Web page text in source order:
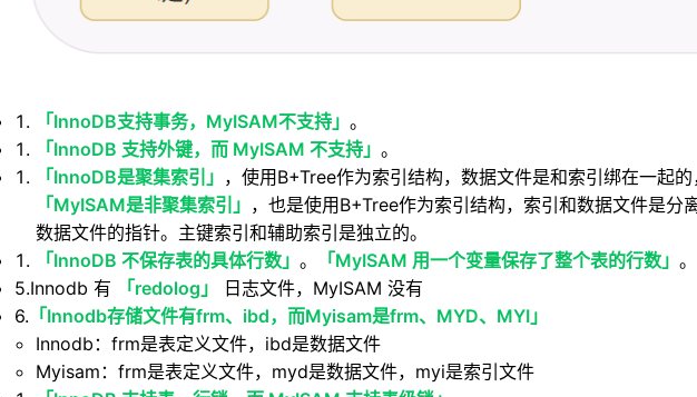
「InnoDB支持事务，MyISAM不支持」。
「InnoDB 支持外键，而 MyISAM 不支持」。
「InnoDB是聚集索引」 ，使用B+Tree作为索引结构，数据文件是和索引绑在一起的
「MyISAM是非聚集索引」 ，也是使用B+Tree作为索引结构，索引和数据文件是分
数据文件的指针。主键索引和辅助索引是独立的。
「InnoDB 不保存表的具体行数」。 「MyISAM 用一个变量保存了整个表的行数」。
5.Innodb 有
「redolog」
日志文件，MyISAM 没有
6. 「Innodb存储文件有frm、ibd，而Myisam是frm、MYD、MYI」
Innodb：frm是表定义文件，ibd是数据文件
Myisam：frm是表定义文件，myd是数据文件，myi是索引文件